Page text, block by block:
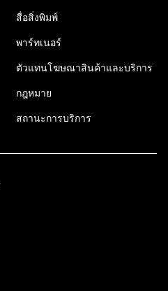
สื่อสิ่งพิมพ์
พาร์ทเนอร์
ตัวแทนโฆษณาสินค้าและบริการ
กฎหมาย
สถานะการบริการ